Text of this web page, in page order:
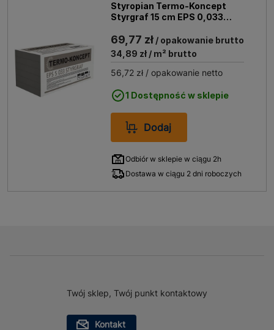
Styropian Termo-Koncept
Styrgraf 15 cm EPS 0,033
69,77 zł / opakowanie brutto
34,89 zł / m² brutto
56,72 zł / opakowanie netto
1 Dostępność w sklepie
Dodaj
Odbiór w sklepie w ciągu 2h
Dostawa w ciągu 2 dni roboczych
Twój sklep, Twój punkt kontaktowy
Kontakt